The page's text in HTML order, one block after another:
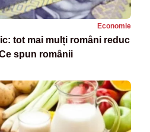
Economie
tot mai mulți români reduc
spun românii